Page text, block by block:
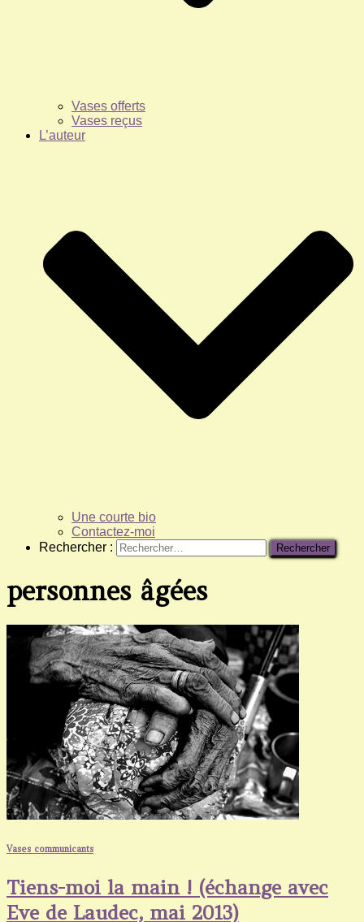
Vases offerts
Vases reçus
L’auteur
Une courte bio
Contactez-moi
Rechercher :
personnes âgées
Vases communicants
Tiens-moi la main ! (échange avec
Eve de Laudec, mai 2013)